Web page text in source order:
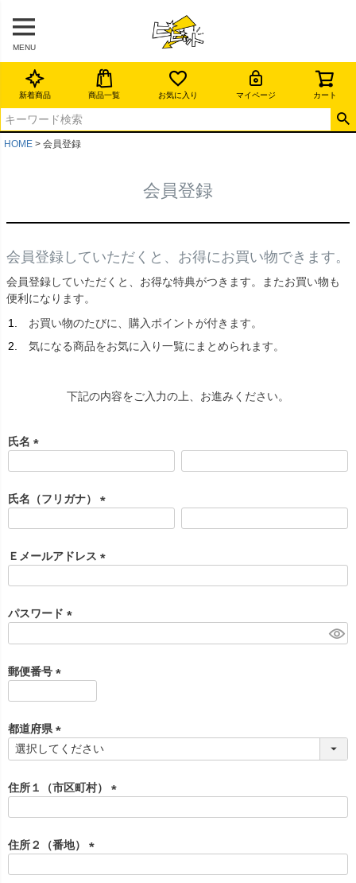
MENU
新着商品 商品一覧 お気に入り マイページ カート
HOME 会員登録
会員登録
会員登録していただくと、お得にお買い物できます。
会員登録していただくと、お得な特典がつきます。またお買い物も
便利になります。
お買い物のたびに、購入ポイントが付きます。
気になる商品をお気に入り一覧にまとめられます。
下記の内容をご入力の上、お進みください。
氏名
須
)
氏名（フリガナ）
須
)
Ｅメールアドレス
)
パスワード
)
郵便番号
須
)
都道府県
(
須
)
住所１（市区町村）
)
住所２（番地）